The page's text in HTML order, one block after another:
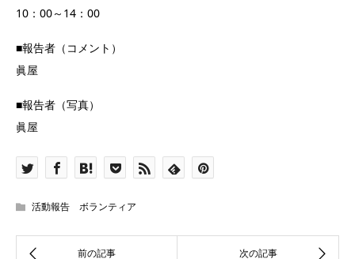
10：00～14：00
■報告者（コメント）
眞屋
■報告者（写真）
眞屋
活動報告 ボランティア